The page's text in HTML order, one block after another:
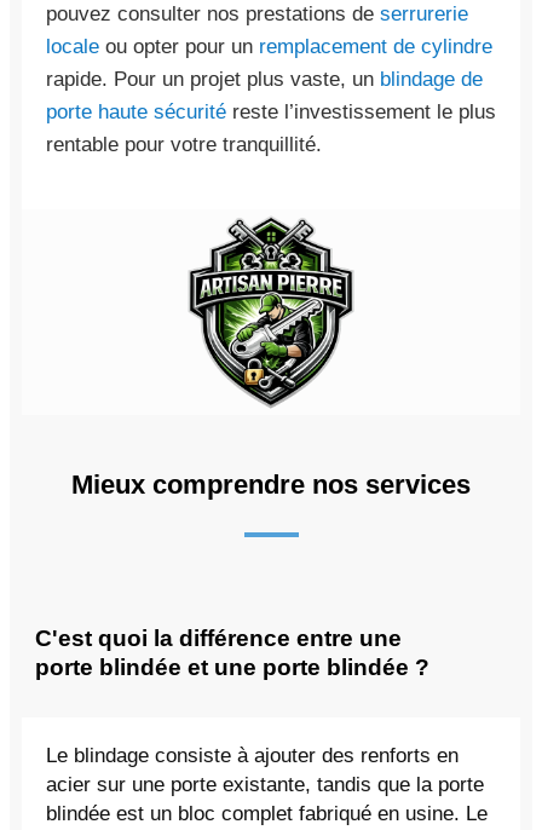
pouvez consulter nos prestations de serrurerie
locale ou opter pour un remplacement de cylindre
rapide. Pour un projet plus vaste, un blindage de
porte haute sécurité reste l’investissement le plus
rentable pour votre tranquillité.
Mieux comprendre nos services
C'est quoi la différence entre une
porte blindée et une porte blindée ?
Le blindage consiste à ajouter des renforts en
acier sur une porte existante, tandis que la porte
blindée est un bloc complet fabriqué en usine. Le